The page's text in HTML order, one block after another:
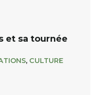
et sa tournée
, CULTURE